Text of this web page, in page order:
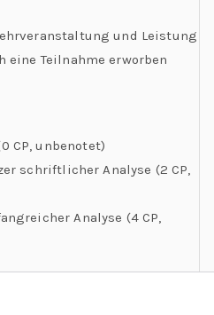
und Leistung
eine Teilnahme erworben
CP, unbenotet)
schriftlicher Analyse (2 CP,
Analyse (4 CP,